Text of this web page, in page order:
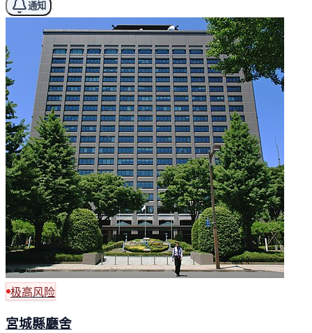
通知
极高风险
宮城縣廳舍